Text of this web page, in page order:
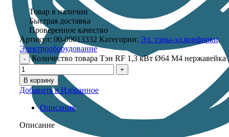
Товар в наличии
Быстрая доставка
Проверенное качество
Артикул: 00-00013332 Категории: Эл. тэны-эл.конфорки,
Электрооборудование
Количество товара Тэн RF 1,3 кВт Ø64 М4 нержавейка
В корзину
Добавить в Избранное
Описание
Описание